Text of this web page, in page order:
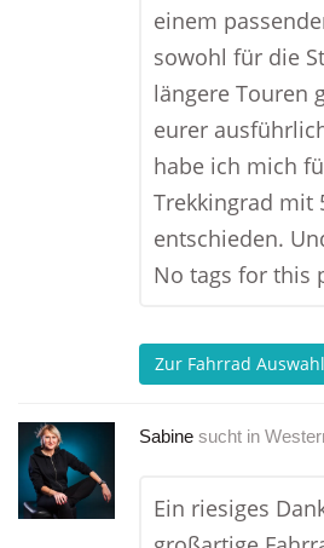
einem
sowohl für die
längere Touren
eurer
habe ich mich
Trekkingrad mit
entschieden.
No tags for this
Zur Fahrrad Auswahl
Sabine sucht in
Ein riesiges